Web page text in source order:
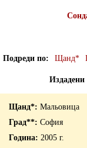
Подреди по Щанд*
Издадени
Мальовица
София
2005 г.